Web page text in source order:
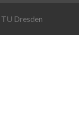
Dresden